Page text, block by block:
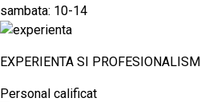
sambata: 10-14
EXPERIENTA SI PROFESIONALISM
Personal calificat